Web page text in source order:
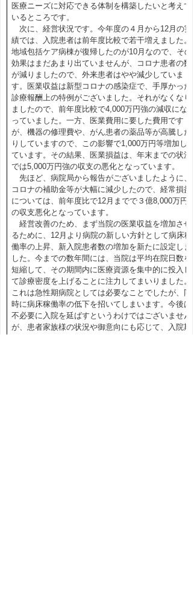
医療ニーズに対応できる体制を構築したいと考えて
いるところです。
次に、経営状況です。今年度の４月から12月の実
績では、入院患者は前年度比較で若干増えました。
地域包括ケア病棟が復帰したのが10月なので、その
効果はまだあまり出ていませんが、コロナ患者の数
が減りましたので、外来患者はやや減少していま
す。医業収益は新型コロナの感染症で、手厚かった
診療報酬上の特例がございました。それがなくなり
ましたので、前年度比較で4,000万円強の減収にな
っていました。一方、医業費用に要した費用です
が、機器の修理費や、がん患者の薬品等が高騰した
りしていますので、この影響で1,000万円等増加し
ています。その結果、医業損益は、年末までの状況
では5,000万円強の収支の悪化となっています。
先ほど、病院局から報告がございましたように、
コロナの補助金等が大幅に減少したので、経常損益
については、前年度比で12月までで３億8,000万円
の収支悪化となっています。
経営改善のため、まず当院の医業収益を増加させ
るために、12月より病院の新しい方針として病床稼
働率の上昇、新入院患者数の増加を新たに設定しま
した。今までの数年間には、当院は平均在院日数を
短縮して、その期間内に医療資源を集中的に投入し
て診療密度を上げることに注力してまいりました。
これは急性期病院としては必要なことでしたが、同
時に病床稼働率の低下を招いてしまいます。今後は
不必要に入院を延ばすというわけではございません
が、患者家族様の状況や御意向にも応じて、入院期